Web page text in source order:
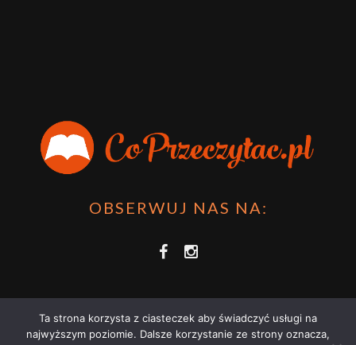
OBSERWUJ NAS NA:
Ta strona korzysta z ciasteczek aby świadczyć usługi na
najwyższym poziomie. Dalsze korzystanie ze strony oznacza,